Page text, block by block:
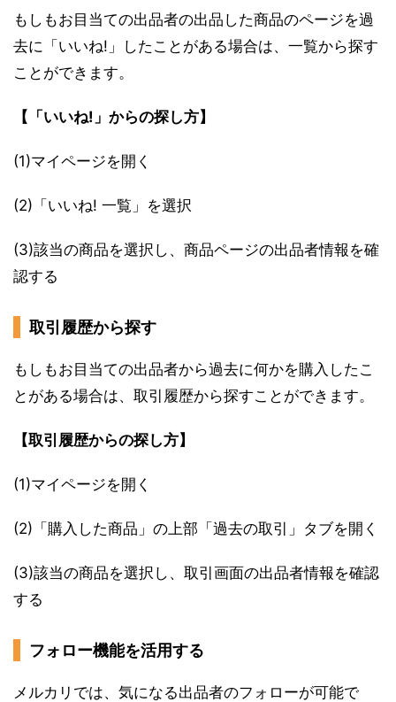
もしもお目当ての出品者の出品した商品のページを過
去に「いいね!」したことがある場合は、一覧から探す
ことができます。
【「いいね!」からの探し方】
(1)マイページを開く
(2)「いいね! 一覧」を選択
(3)該当の商品を選択し、商品ページの出品者情報を確
認する
取引履歴から探す
もしもお目当ての出品者から過去に何かを購入したこ
とがある場合は、取引履歴から探すことができます。
【取引履歴からの探し方】
(1)マイページを開く
(2)「購入した商品」の上部「過去の取引」タブを開く
(3)該当の商品を選択し、取引画面の出品者情報を確認
する
フォロー機能を活用する
メルカリでは、気になる出品者のフォローが可能で